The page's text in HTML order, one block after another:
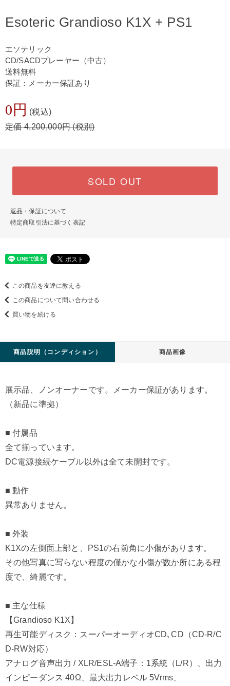
Esoteric Grandioso K1X + PS1
エソテリック
CD/SACDプレーヤー（中古）
送料無料
保証：メーカー保証あり
0円 (税込)
定価 4,200,000円 (税別)
SOLD OUT
返品・保証について
特定商取引法に基づく表記
この商品を友達に教える
この商品について問い合わせる
買い物を続ける
商品説明（コンディション） 商品画像
展示品、ノンオーナーです。メーカー保証があります。
（新品に準拠）
■ 付属品
全て揃っています。
DC電源接続ケーブル以外は全て未開封です。
■ 動作
異常ありません。
■ 外装
K1Xの左側面上部と、PS1の右前角に小傷があります。
その他写真に写らない程度の僅かな小傷が数か所にある程
度で、綺麗です。
■ 主な仕様
【Grandioso K1X】
再生可能ディスク：スーパーオーディオCD､CD（CD-R/C
D-RW対応）
アナログ音声出力 / XLR/ESL-A端子：1系統（L/R）、出力
インピーダンス 40Ω、最大出力レベル 5Vrms、